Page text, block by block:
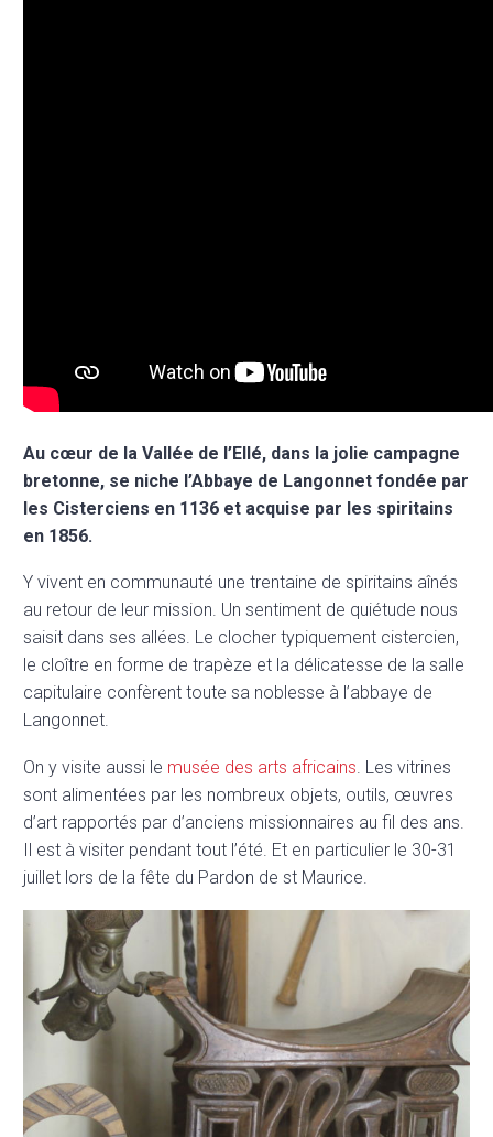
Au cœur de la Vallée de l’Ellé, dans la jolie campagne
bretonne, se niche l’Abbaye de Langonnet fondée par
les Cisterciens en 1136 et acquise par les spiritains
en 1856.
Y vivent en communauté une trentaine de spiritains aînés
au retour de leur mission. Un sentiment de quiétude nous
saisit dans ses allées. Le clocher typiquement cistercien,
le cloître en forme de trapèze et la délicatesse de la salle
capitulaire confèrent toute sa noblesse à l’abbaye de
Langonnet.
On y visite aussi le musée des arts africains . Les vitrines
sont alimentées par les nombreux objets, outils, œuvres
d’art rapportés par d’anciens missionnaires au fil des ans.
Il est à visiter pendant tout l’été. Et en particulier le 30-31
juillet lors de la fête du Pardon de st Maurice.